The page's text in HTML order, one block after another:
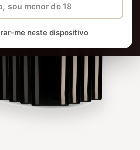
sou menor de 18
me neste dispositivo